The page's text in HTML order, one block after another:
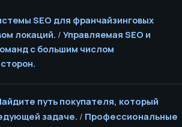
SEO для франчайзинговых
локаций. / Управляемая SEO и
с большим числом
путь покупателя, который
задаче. / Профессиональные